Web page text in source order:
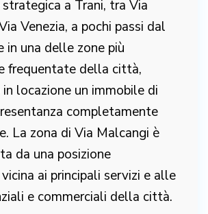
strategica a Trani, tra Via
Venezia, a pochi passi dal
in una delle zone più
frequentate della città,
locazione un immobile di
completamente
La zona di Via Malcangi è
da una posizione
ai principali servizi e alle
e commerciali della città.